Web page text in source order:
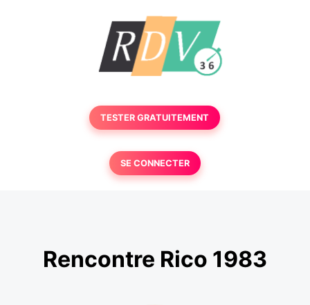
TESTER GRATUITEMENT
SE CONNECTER
Rencontre Rico 1983